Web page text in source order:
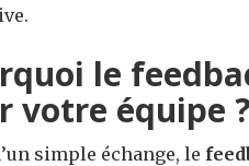
le
votre équipe ?
simple échange, le